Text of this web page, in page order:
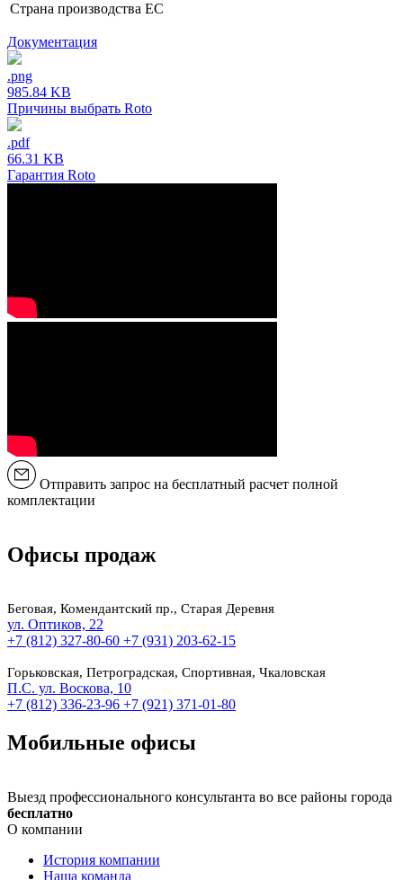
Страна производства ЕС
Документация
.png
985.84 KB
Причины выбрать Roto
.pdf
66.31 KB
Гарантия Roto
Отправить запрос на бесплатный расчет полной
комплектации
Офисы продаж
Беговая, Комендантский пр., Старая Деревня
ул. Оптиков, 22
+7 (812) 327-80-60 +7 (931) 203-62-15
Горьковская, Петроградская, Спортивная, Чкаловская
П.С. ул. Воскова, 10
+7 (812) 336-23-96 +7 (921) 371-01-80
Мобильные офисы
Выезд профессионального консультанта во все районы города
бесплатно
О компании
История компании
Наша команда